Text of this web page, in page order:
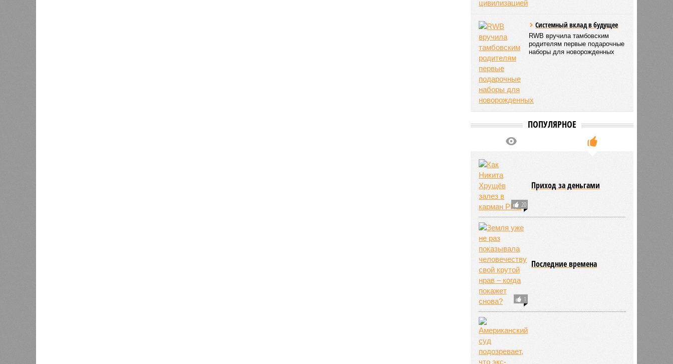
Системный вклад в будущее
RWB вручила тамбовским
родителям первые подарочные
наборы для новорожденных
ПОПУЛЯРНОЕ
20
Приход за деньгами
1
Последние времена